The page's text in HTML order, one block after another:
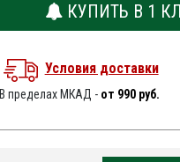
КУПИТЬ В 1
Условия доставки
В пределах МКАД - от 990 руб.